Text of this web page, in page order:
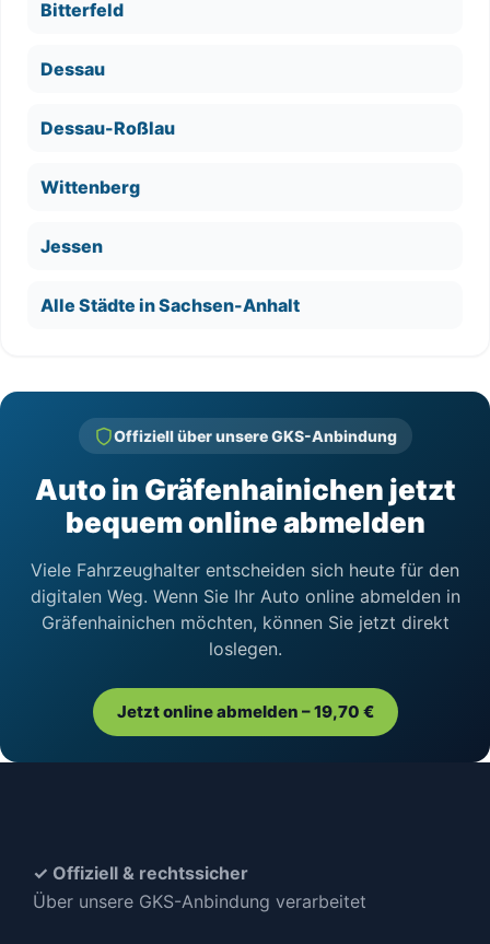
Bitterfeld
Dessau
Dessau-Roßlau
Wittenberg
Jessen
Alle Städte in Sachsen-Anhalt
Offiziell über unsere GKS-Anbindung
Auto in Gräfenhainichen jetzt
bequem online abmelden
Viele Fahrzeughalter entscheiden sich heute für den
digitalen Weg. Wenn Sie Ihr Auto online abmelden in
Gräfenhainichen möchten, können Sie jetzt direkt
loslegen.
Jetzt online abmelden – 19,70 €
✓ Offiziell & rechtssicher
Über unsere GKS-Anbindung verarbeitet